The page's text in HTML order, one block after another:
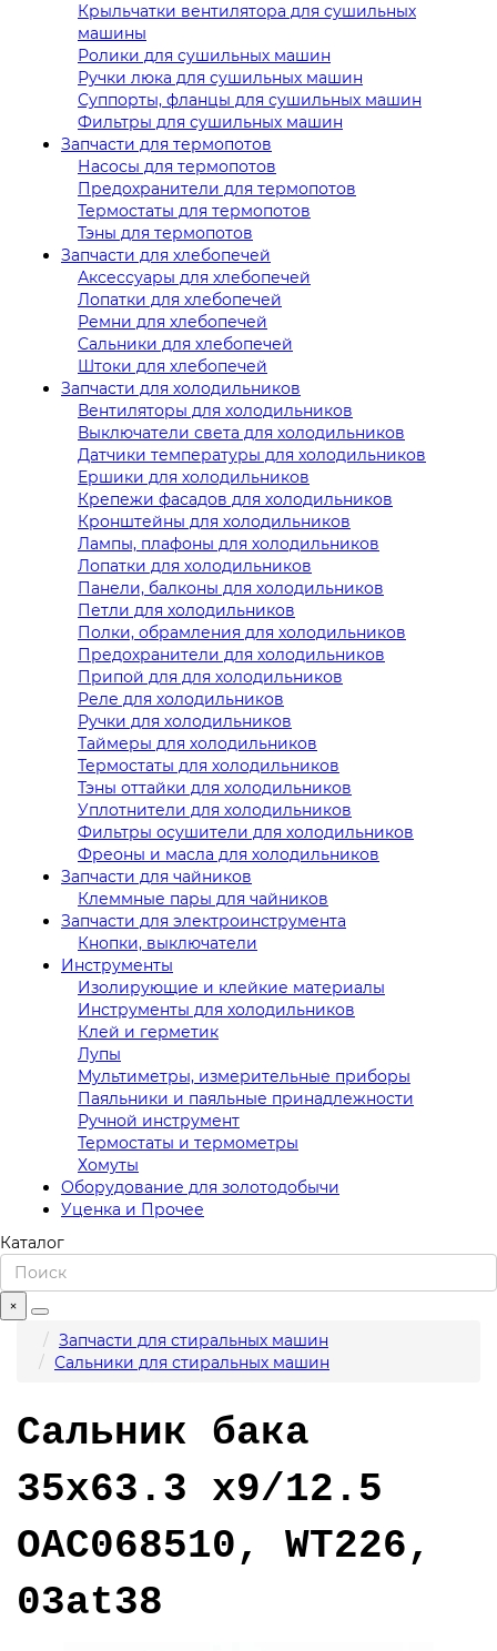
Крыльчатки вентилятора для сушильных
машины
Ролики для сушильных машин
Ручки люка для сушильных машин
Суппорты, фланцы для сушильных машин
Фильтры для сушильных машин
Запчасти для термопотов
Насосы для термопотов
Предохранители для термопотов
Термостаты для термопотов
Тэны для термопотов
Запчасти для хлебопечей
Аксессуары для хлебопечей
Лопатки для хлебопечей
Ремни для хлебопечей
Сальники для хлебопечей
Штоки для хлебопечей
Запчасти для холодильников
Вентиляторы для холодильников
Выключатели света для холодильников
Датчики температуры для холодильников
Ершики для холодильников
Крепежи фасадов для холодильников
Кронштейны для холодильников
Лампы, плафоны для холодильников
Лопатки для холодильников
Панели, балконы для холодильников
Петли для холодильников
Полки, обрамления для холодильников
Предохранители для холодильников
Припой для для холодильников
Реле для холодильников
Ручки для холодильников
Таймеры для холодильников
Термостаты для холодильников
Тэны оттайки для холодильников
Уплотнители для холодильников
Фильтры осушители для холодильников
Фреоны и масла для холодильников
Запчасти для чайников
Клеммные пары для чайников
Запчасти для электроинструмента
Кнопки, выключатели
Инструменты
Изолирующие и клейкие материалы
Инструменты для холодильников
Клей и герметик
Лупы
Мультиметры, измерительные приборы
Паяльники и паяльные принадлежности
Ручной инструмент
Термостаты и термометры
Хомуты
Оборудование для золотодобычи
Уценка и Прочее
Каталог
×
Запчасти для стиральных машин
Сальники для стиральных машин
Сальник бака
35x63.3 x9/12.5
OAC068510, WT226,
03at38